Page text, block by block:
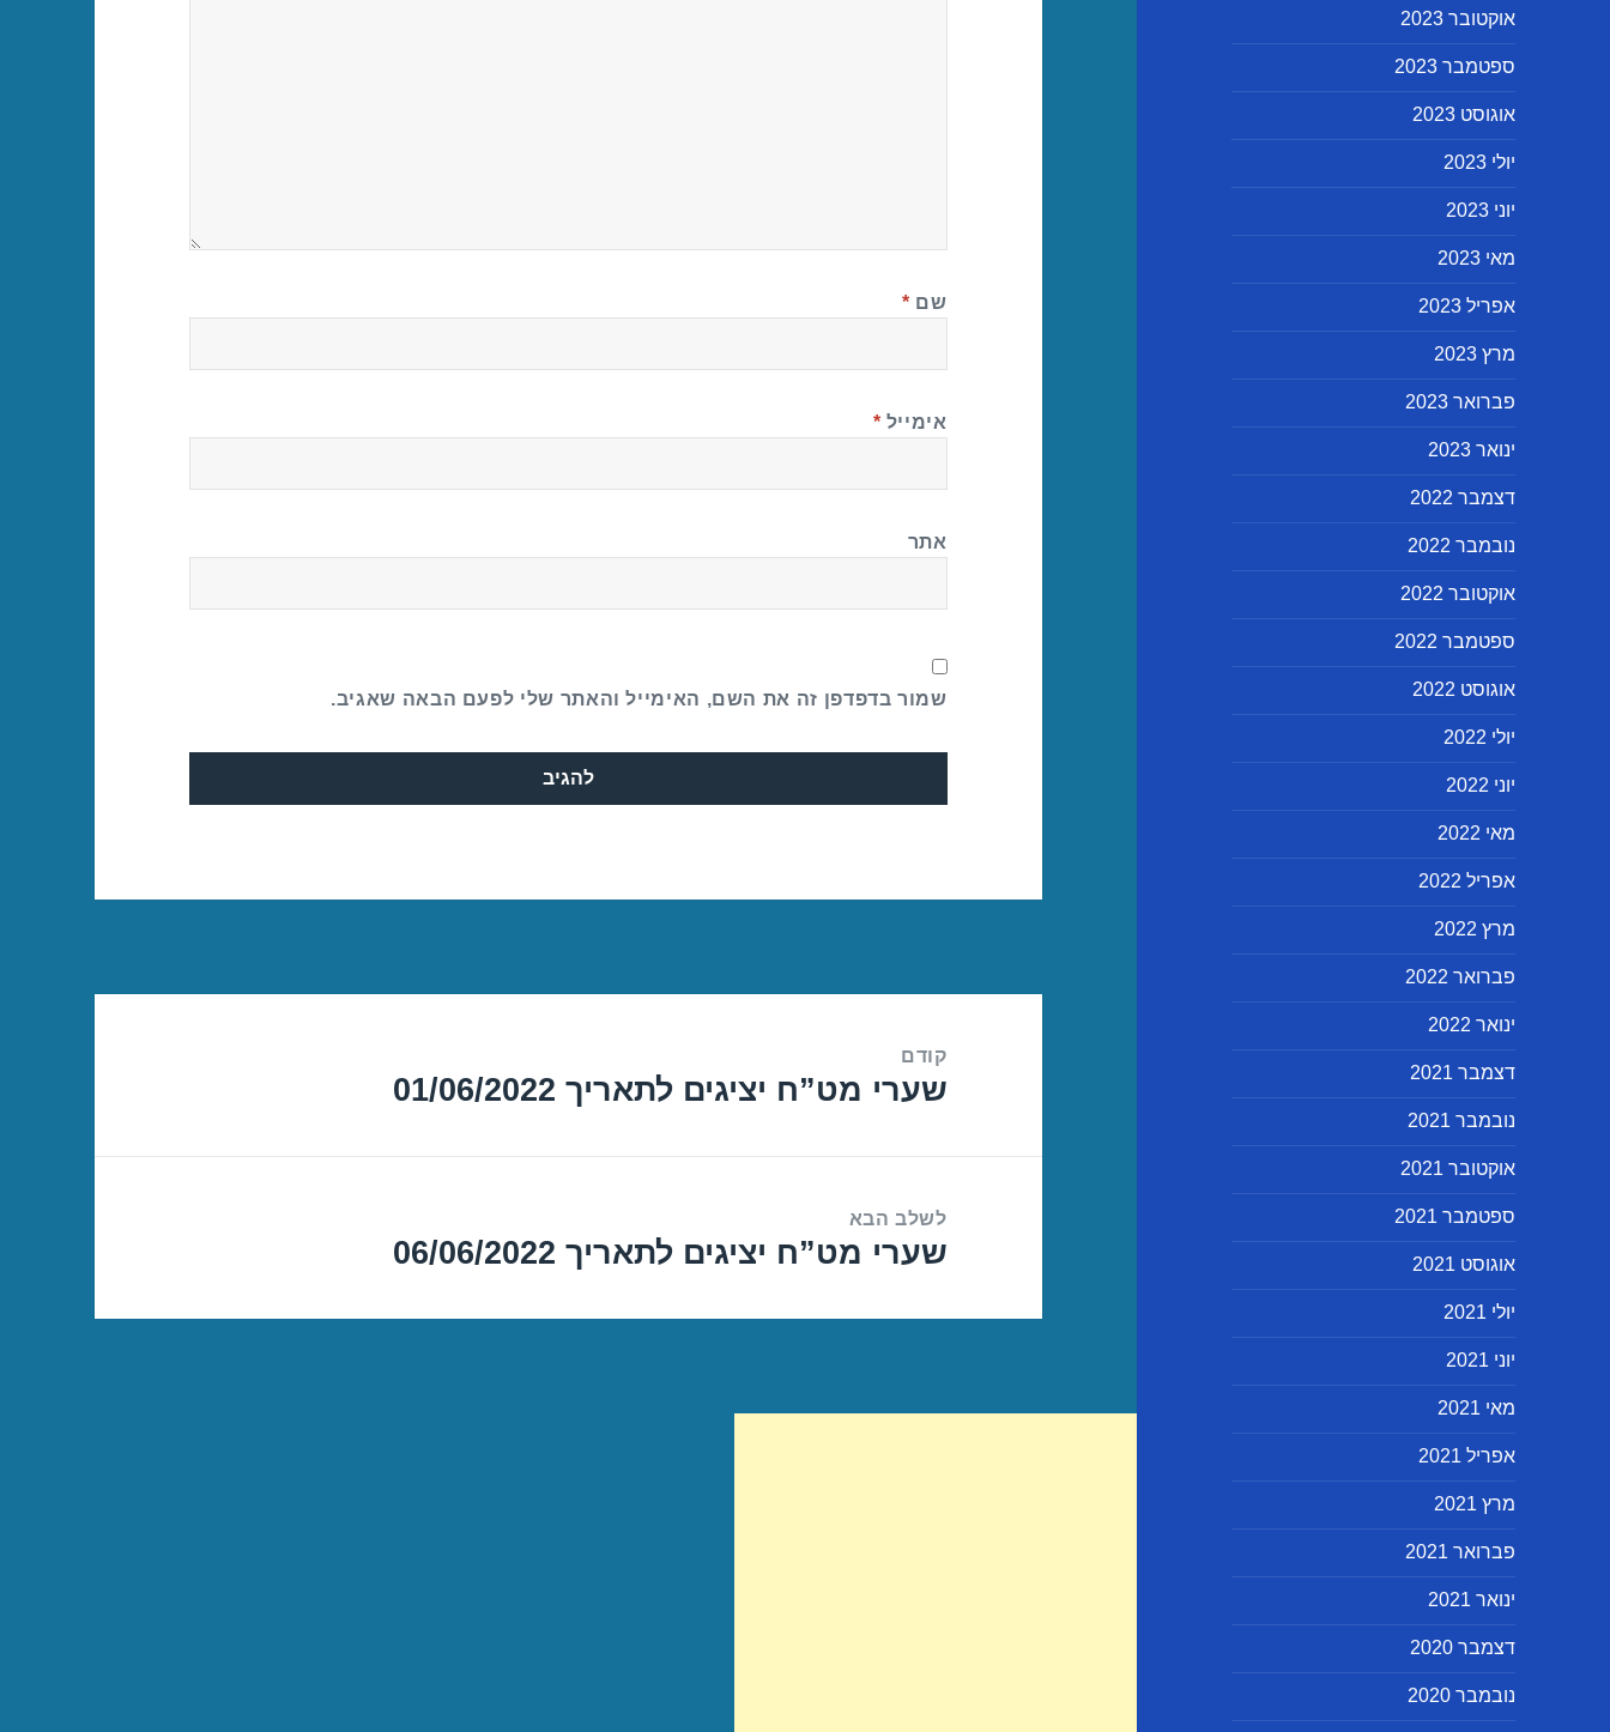
אוקטובר 2023
ספטמבר 2023
אוגוסט 2023
יולי 2023
יוני 2023
מאי 2023
אפריל 2023
מרץ 2023
פברואר 2023
ינואר 2023
דצמבר 2022
נובמבר 2022
אוקטובר 2022
ספטמבר 2022
אוגוסט 2022
יולי 2022
יוני 2022
מאי 2022
אפריל 2022
מרץ 2022
פברואר 2022
ינואר 2022
דצמבר 2021
נובמבר 2021
אוקטובר 2021
ספטמבר 2021
אוגוסט 2021
יולי 2021
יוני 2021
מאי 2021
אפריל 2021
מרץ 2021
פברואר 2021
ינואר 2021
דצמבר 2020
נובמבר 2020
שם *
אימייל *
אתר
שמור בדפדפן זה את השם, האימייל והאתר שלי לפעם הבאה שאגיב.
קודם
הפוסט
שערי מט”ח יציגים לתאריך 01/06/2022
לשלב הבא
הפוסט
שערי מט”ח יציגים לתאריך 06/06/2022